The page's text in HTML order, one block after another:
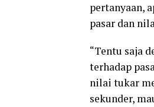
pertanyaan,
pasar dan
“Tentu saja
terhadap
nilai tukar
sekunder,